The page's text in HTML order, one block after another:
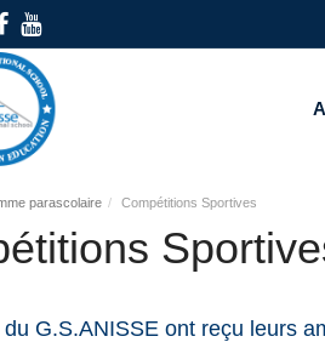
parascolaire Compétitions Sportives
G.S.ANISSE ont reçu leurs